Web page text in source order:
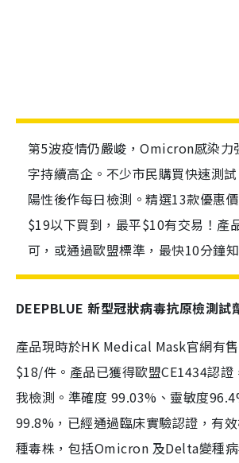
第5波疫情仍嚴峻，Omicron感染力
字持續高企。不少市民購買快速測
陽性後作每日檢測。精選13款優惠
$19以下買到，最平$10有交易！產
可，或通過歐盟標準，最快10分鐘
DEEPBLUE 新型冠狀病毒抗原檢測試
產品現時於HK Medical Mask官網有
$18/件。產品已獲得歐盟CE1434認證
我檢測。準確度 99.03%、靈敏度
99.8%，已經通過臨床實驗認證，有
種毒株，包括Omicron 及Delta變種